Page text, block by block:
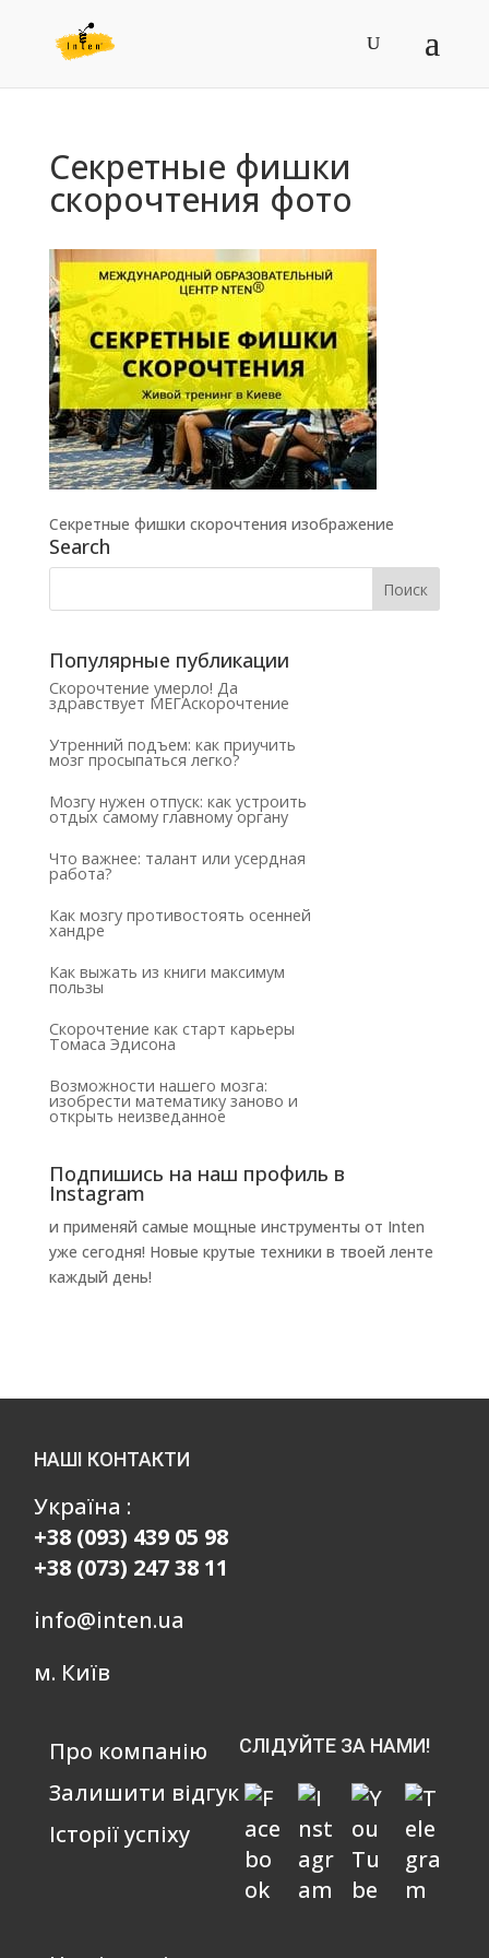
Секретные фишки
скорочтения фото
Секретные фишки скорочтения изображение
Search
Популярные публикации
Скорочтение умерло! Да
здравствует МЕГАскорочтение
Утренний подъем: как приучить
мозг просыпаться легко?
Мозгу нужен отпуск: как устроить
отдых самому главному органу
Что важнее: талант или усердная
работа?
Как мозгу противостоять осенней
хандре
Как выжать из книги максимум
пользы
Скорочтение как старт карьеры
Томаса Эдисона
Возможности нашего мозга:
изобрести математику заново и
открыть неизведанное
Подпишись на наш профиль в
Instagram
и применяй самые мощные инструменты от Inten
уже сегодня! Новые крутые техники в твоей ленте
каждый день!
НАШІ КОНТАКТИ
Україна :
+38 (093) 439 05 98
+38 (073) 247 38 11
info@inten.ua
м. Київ
Про компанію
Залишити відгук
Історії успіху
СЛІДУЙТЕ ЗА НАМИ!